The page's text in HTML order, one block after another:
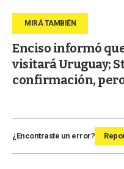
Enciso informó
visitará Uruguay;
confirmación,
¿Encontraste un error?